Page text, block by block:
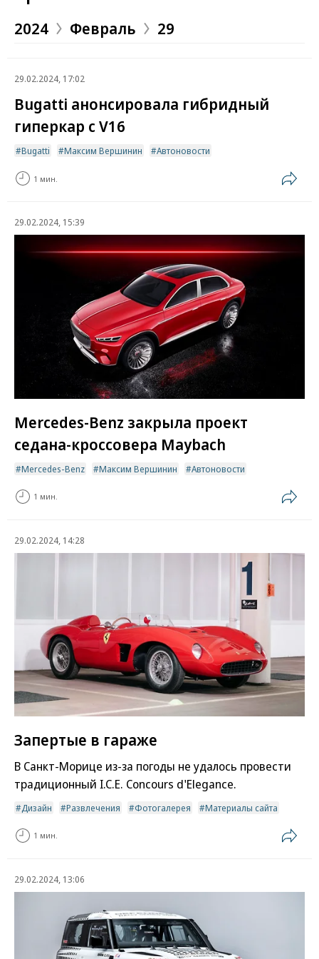
2024 Февраль 29
29.02.2024, 17:02
Bugatti анонсировала гибридный
гиперкар с V16
Bugatti Максим Вершинин Автоновости
1 мин.
29.02.2024, 15:39
Mercedes-Benz закрыла проект
седана-кроссовера Maybach
Mercedes-Benz Максим Вершинин Автоновости
1 мин.
29.02.2024, 14:28
Запертые в гараже
В Санкт-Морице из-за погоды не удалось провести
традиционный I.C.E. Concours d'Elegance.
Дизайн Развлечения Фотогалерея Материалы сайта
1 мин.
29.02.2024, 13:06